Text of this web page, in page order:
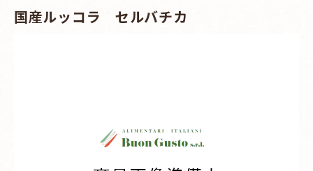
国産ルッコラ セルバチカ